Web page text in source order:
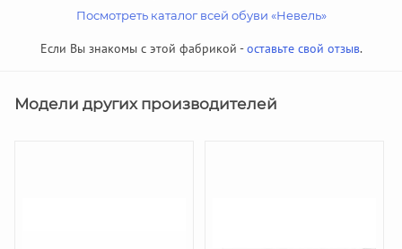
Посмотреть каталог всей обуви «Невель»
Если Вы знакомы с этой фабрикой -оставьте свой отзыв.
Модели других производителей